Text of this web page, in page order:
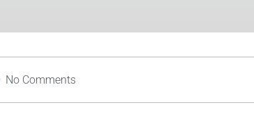
No Comments